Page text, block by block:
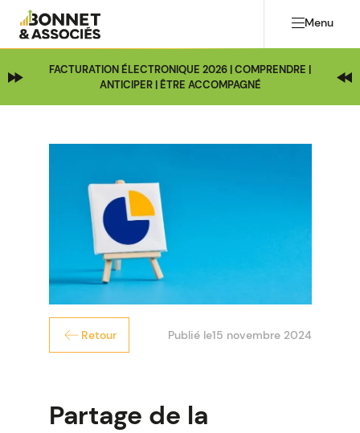
Menu
FACTURATION ÉLECTRONIQUE 2026 | COMPRENDRE |
ANTICIPER | ÊTRE ACCOMPAGNÉ
Retour Publié le15 novembre 2024
Partage de la